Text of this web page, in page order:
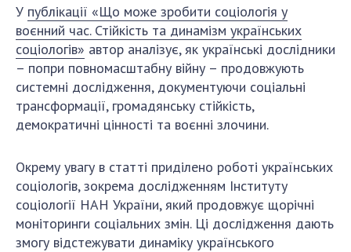
наук
Секція хімічних і біологічних наук
Секція суспільних і гуманітарних наук
Установи при Президії
Ради, комітети та комісії
Наукові центри МОН та НАН України
ДІЯЛЬНІСТЬ
У публікації «Що може зробити соціологія у
воєнний час. Стійкість та динамізм українських
соціологів» автор аналізує, як українські дослідники
– попри повномасштабну війну – продовжують
системні дослідження, документуючи соціальні
трансформації, громадянську стійкість,
демократичні цінності та воєнні злочини.
Окрему увагу в статті приділено роботі українських
соціологів, зокрема дослідженням Інституту
соціології НАН України, який продовжує щорічні
моніторинги соціальних змін. Ці дослідження дають
змогу відстежувати динаміку українського